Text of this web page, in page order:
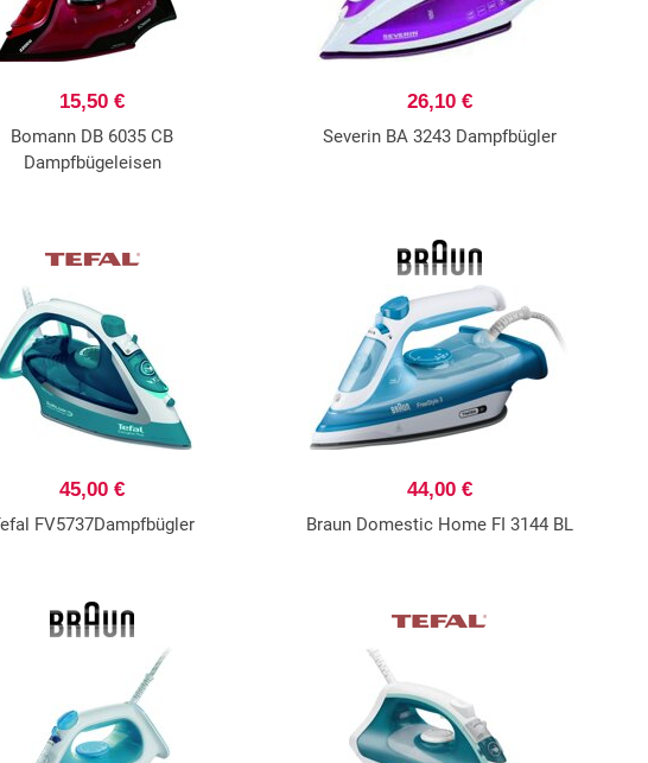
15,50 €
Bomann DB 6035 CB
Dampfbügeleisen
26,10 €
Severin BA 3243 Dampfbügler
45,00 €
FV5737Dampfbügler
44,00 €
Braun Domestic Home FI 3144 BL